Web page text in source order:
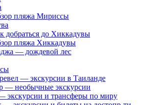
пляжа Мириссы
добраться до Хиккадувы
пляжа Хиккадувы
— дождевой лес
— экскурсии в Таиланде
— необычные экскурсии
экскурсии и трансферы по миру